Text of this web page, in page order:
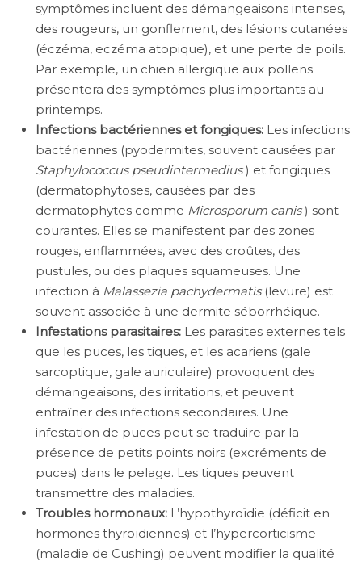
symptômes incluent des démangeaisons intenses,
des rougeurs, un gonflement, des lésions cutanées
(éczéma, eczéma atopique), et une perte de poils.
Par exemple, un chien allergique aux pollens
présentera des symptômes plus importants au
printemps.
Infections bactériennes et fongiques: Les infections
bactériennes (pyodermites, souvent causées par
Staphylococcus pseudintermedius) et fongiques
(dermatophytoses, causées par des
dermatophytes comme Microsporum canis) sont
courantes. Elles se manifestent par des zones
rouges, enflammées, avec des croûtes, des
pustules, ou des plaques squameuses. Une
infection à Malassezia pachydermatis (levure) est
souvent associée à une dermite séborrhéique.
Infestations parasitaires: Les parasites externes tels
que les puces, les tiques, et les acariens (gale
sarcoptique, gale auriculaire) provoquent des
démangeaisons, des irritations, et peuvent
entraîner des infections secondaires. Une
infestation de puces peut se traduire par la
présence de petits points noirs (excréments de
puces) dans le pelage. Les tiques peuvent
transmettre des maladies.
Troubles hormonaux: L’hypothyroïdie (déficit en
hormones thyroïdiennes) et l’hypercorticisme
(maladie de Cushing) peuvent modifier la qualité